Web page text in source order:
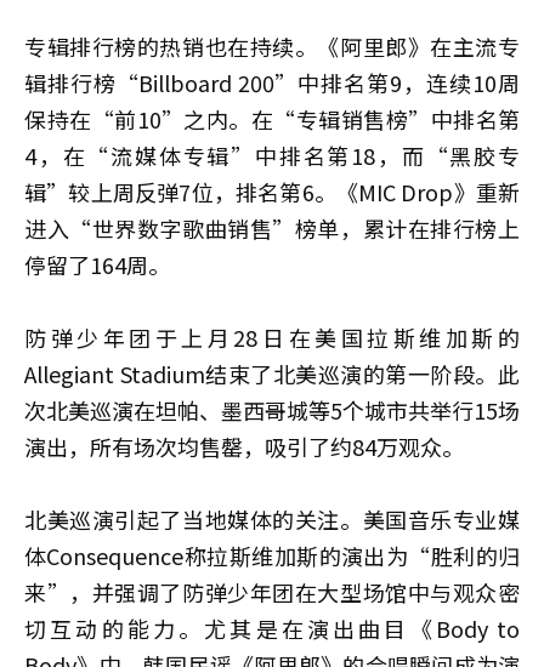
专辑排行榜的热销也在持续。《阿里郎》在主流专
辑排行榜“Billboard 200”中排名第9，连续10周
保持在“前10”之内。在“专辑销售榜”中排名第
4，在“流媒体专辑”中排名第18，而“黑胶专
辑”较上周反弹7位，排名第6。《MIC Drop》重新
进入“世界数字歌曲销售”榜单，累计在排行榜上
停留了164周。
防弹少年团于上月28日在美国拉斯维加斯的
Allegiant Stadium结束了北美巡演的第一阶段。此
次北美巡演在坦帕、墨西哥城等5个城市共举行15场
演出，所有场次均售罄，吸引了约84万观众。
北美巡演引起了当地媒体的关注。美国音乐专业媒
体Consequence称拉斯维加斯的演出为“胜利的归
来”，并强调了防弹少年团在大型场馆中与观众密
切互动的能力。尤其是在演出曲目《Body to